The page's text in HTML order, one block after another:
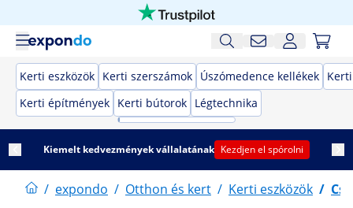
Kerti eszközök Kerti szerszámok Úszómedence kellékek
Kerti építmények Kerti bútorok Légtechnika
Kiemelt kedvezmények vállalatának Kezdjen el spórolni
/ expondo / Otthon és kert / Kerti eszközök /